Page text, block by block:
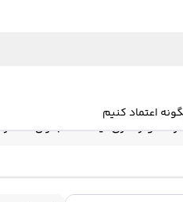
اعتماد کنیم
»کولر گازی ایستاده جنرال شکار 60000 KFR-60LW